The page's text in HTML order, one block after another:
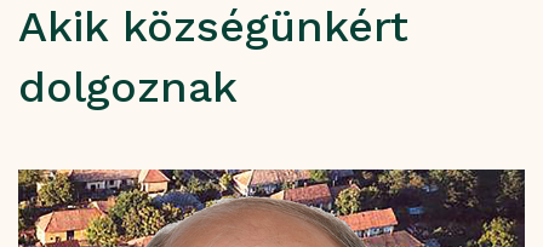
Akik községünkért
dolgoznak